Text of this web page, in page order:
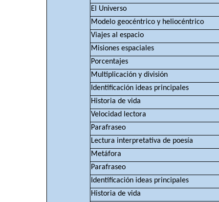
El Universo
Modelo geocéntrico y heliocéntrico
Viajes al espacio
Misiones espaciales
Porcentajes
Multiplicación y división
Identificación ideas principales
Historia de vida
Velocidad lectora
Parafraseo
Lectura interpretativa de poesía
Metáfora
Parafraseo
Identificación ideas principales
Historia de vida